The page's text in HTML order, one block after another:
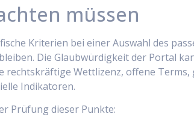
müssen
Kriterien bei einer Auswahl des
Die Glaubwürdigkeit der Portal
rechtskräftige Wettlizenz, offene
Indikatoren.
Prüfung dieser Punkte: